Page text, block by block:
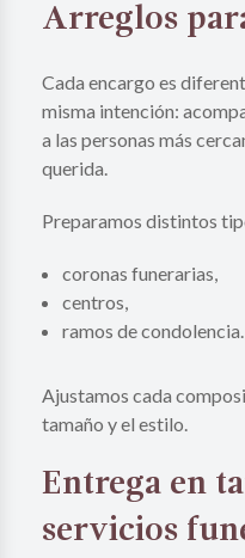
Arreglos
Cada encargo es
misma intención:
a las personas más
querida.
Preparamos distintos
coronas funerarias,
centros,
ramos de condolencia.
Ajustamos cada
tamaño y el estilo.
Entrega en
servicios